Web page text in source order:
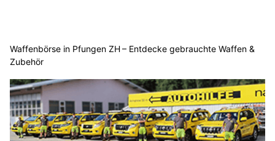
Waffenbörse in Pfungen ZH – Entdecke gebrauchte Waffen &
Zubehör